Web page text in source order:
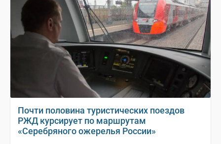
Почти половина туристических поездов
РЖД курсирует по маршрутам
«Серебряного ожерелья России»